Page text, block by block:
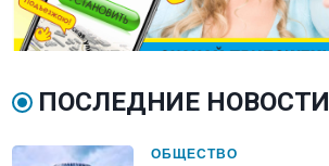
ПОСЛЕДНИЕ НОВОСТИ
ОБЩЕСТВО